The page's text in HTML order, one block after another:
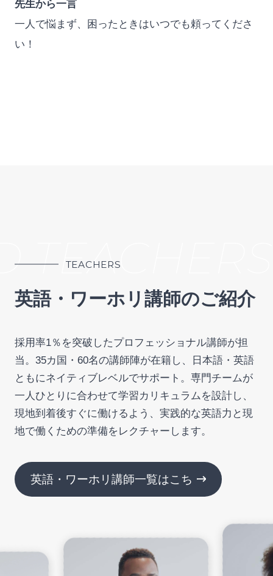
先生から一言
一人で悩まず、困ったときはいつでも頼ってくださ
い！
TEACHERS
英語・ワーホリ講師のご紹介
採用率1％を突破したプロフェッショナル講師が担
当。35カ国・60名の講師陣が在籍し、日本語・英語
ともにネイティブレベルでサポート。専門チームが
一人ひとりに合わせて学習カリキュラムを設計し、
現地到着後すぐに働けるよう、実践的な英語力と現
地で働くための準備をレクチャーします。
英語・ワーホリ講師一覧はこちら